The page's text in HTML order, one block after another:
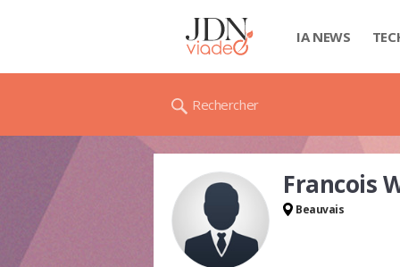
IA NEWS
Rechercher
Francois
Beauvais